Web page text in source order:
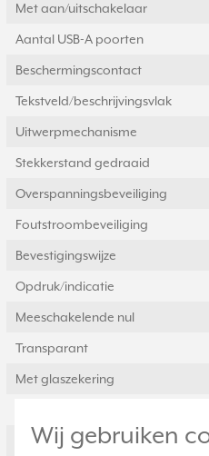
Wij gebruiken
Met aan/uitschakelaar
Aantal USB-A poorten
Beschermingscontact
Tekstveld/beschrijvingsvlak
Uitwerpmechanisme
Stekkerstand gedraaid
Overspanningsbeveiliging
Foutstroombeveiliging
Bevestigingswijze
Opdruk/indicatie
Meeschakelende nul
Transparant
Met glaszekering
Geschikt voor